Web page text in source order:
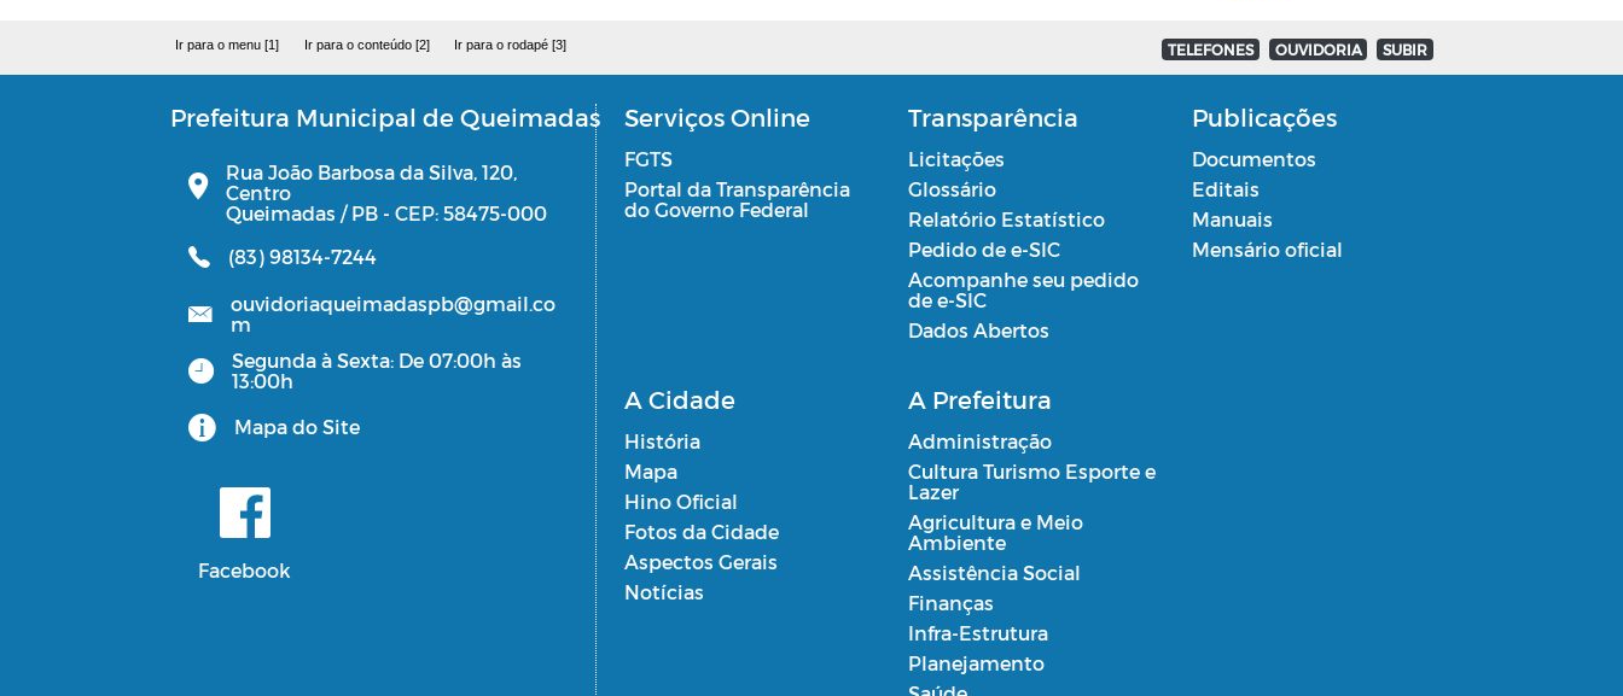
Ir para o menu [1] Ir para o conteúdo [2] Ir para o rodapé [3] TELEFONES OUVIDORIA SUBIR
Prefeitura Municipal de Queimadas
Rua João Barbosa da Silva, 120,
Centro
Queimadas / PB - CEP: 58475-000
(83) 98134-7244
ouvidoriaqueimadaspb@gmail.co
m
Segunda à Sexta: De 07:00h às
13:00h
Mapa do Site
Facebook
Serviços Online
FGTS
Portal da Transparência
do Governo Federal
Transparência
Licitações
Glossário
Relatório Estatístico
Pedido de e-SIC
Acompanhe seu pedido
de e-SIC
Dados Abertos
Publicações
Documentos
Editais
Manuais
Mensário oficial
A Cidade
História
Mapa
Hino Oficial
Fotos da Cidade
Aspectos Gerais
Notícias
A Prefeitura
Administração
Cultura Turismo Esporte e
Lazer
Agricultura e Meio
Ambiente
Assistência Social
Finanças
Infra-Estrutura
Planejamento